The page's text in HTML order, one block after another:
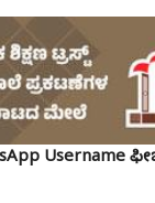
Username